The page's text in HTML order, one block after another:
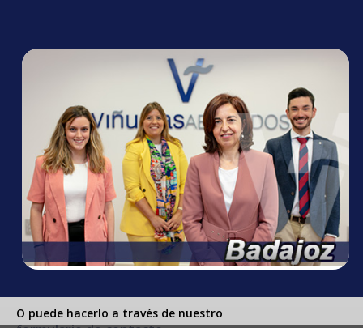
O puede hacerlo a través de nuestro